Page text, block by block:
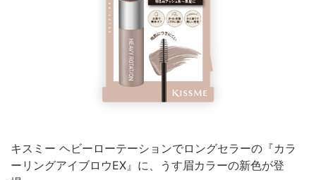
キスミー ヘビーローテーションでロングセラーの『カラ
ーリングアイブロウEX』に、うす眉カラーの新色が登